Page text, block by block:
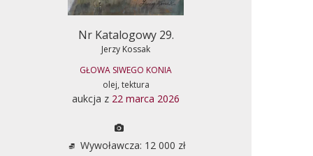
Nr Katalogowy 29.
Jerzy Kossak
GŁOWA SIWEGO KONIA
olej, tektura
aukcja z 22 marca 2026
Wywoławcza: 12 000 zł